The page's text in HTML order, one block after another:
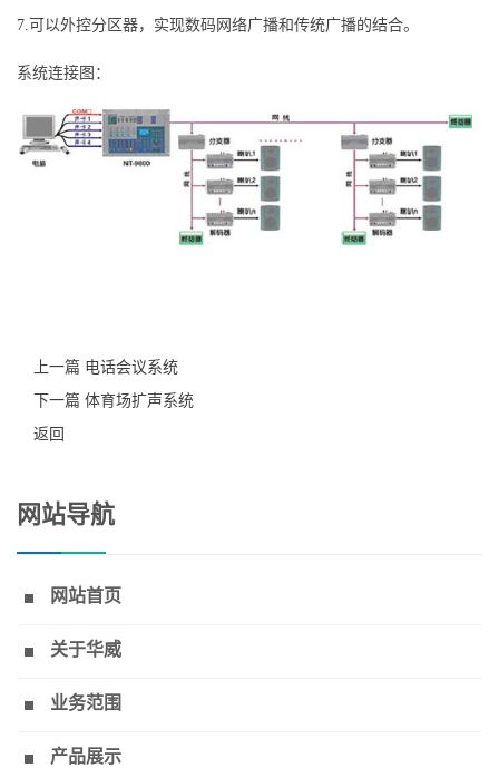
7.可以外控分区器，实现数码网络广播和传统广播的结合。
系统连接图：
上一篇 电话会议系统
下一篇 体育场扩声系统
返回
网站导航
网站首页
关于华威
业务范围
产品展示